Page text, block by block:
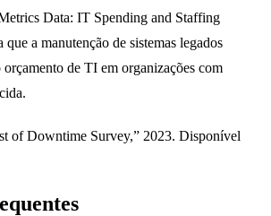
Data: IT Spending and Staffing
a manutenção de sistemas legados
de TI em organizações com
of Downtime Survey,” 2023. Disponível